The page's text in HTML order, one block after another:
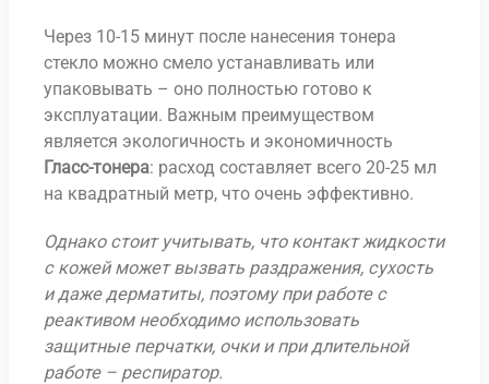
Через 10-15 минут после нанесения тонера
стекло можно смело устанавливать или
упаковывать – оно полностью готово к
эксплуатации. Важным преимуществом
является экологичность и экономичность
Гласс-тонера: расход составляет всего 20-25 мл
на квадратный метр, что очень эффективно.
Однако стоит учитывать, что контакт жидкости
с кожей может вызвать раздражения, сухость
и даже дерматиты, поэтому при работе с
реактивом необходимо использовать
защитные перчатки, очки и при длительной
работе – респиратор.